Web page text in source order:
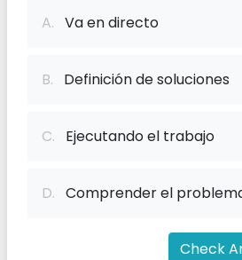
A. Va en directo
B. Definición de soluciones
C. Ejecutando el trabajo
D. Comprender el
Check